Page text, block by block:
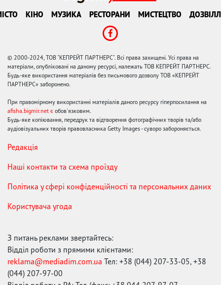
КІНО МУЗИКА РЕСТОРАНИ МИСТЕЦТВО
© 2000-2024, ТОВ "КЕПРЕЙТ ПАРТНЕРС". Всі права захищені. Усі права на
матеріали, опубліковані на даному ресурсі, належать ТОВ КЕПРЕЙТ ПАРТНЕРС.
Будь-яке використання матеріалів без письмового дозволу ТОВ «КЕПРЕЙТ
ПАРТНЕРС» заборонено.
При правомірному використанні матеріалів даного ресурсу гіперпосилання на
afisha.bigmir.net є обов'язковим.
Будь-яке копіювання, передрук та відтворення фотографічних творів та/або
аудіовізуальних творів правовласника Getty Images - суворо забороняється.
Редакція
Наші контакти та схема проїзду
Політика у сфері конфіденційності та персональних даних
Користувача угода
З питань реклами звертайтесь:
Відділ роботи з прямими клієнтами:
reklama@mediadim.com.ua Тел: +38 (044) 207-33-05, +38
(044) 207-97-00